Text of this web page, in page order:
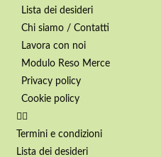
Lista dei desideri
Chi siamo / Contatti
Lavora con noi
Modulo Reso Merce
Privacy policy
Cookie policy
Termini e condizioni
Lista dei desideri